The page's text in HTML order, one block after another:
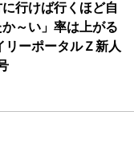
行けば行くほど自
～い」率は上がる
リーポータルＺ新人